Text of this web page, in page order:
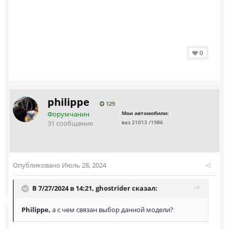
0
philippe 129
Форумчанин
31 сообщение
Мои автомобили:
ваз 21013 /1986
Опубликовано Июль 28, 2024
В 7/27/2024 в 14:21, ghostriderсказал:
Philippe, а с чем связан выбор данной модели?